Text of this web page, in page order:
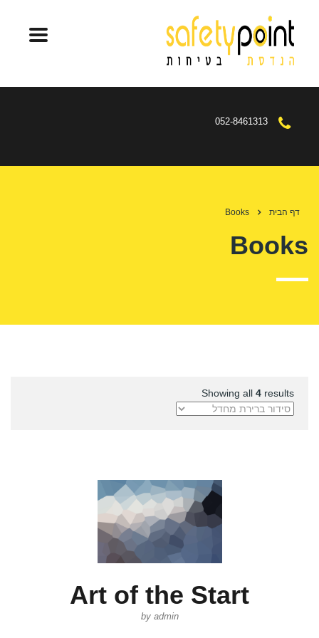
052-8461313
דף הבית Books
Books
Showing all 4 results
Art of the Start
by admin